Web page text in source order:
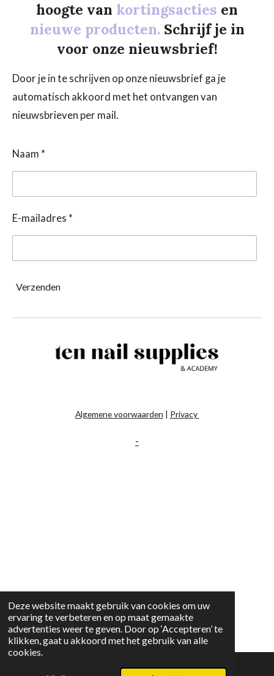
Deze website maakt gebruik van cookies om uw
ervaring te verbeteren en op maat gemaakte
advertenties weer te geven. Door op ‘Accepteren’ te
klikken, gaat u akkoord met het gebruik van alle
cookies.
hoogte van kortingsacties en
nieuwe producten. Schrijf je in
voor onze nieuwsbrief!
Door je in te schrijven op onze nieuwsbrief ga je
automatisch akkoord met het ontvangen van
nieuwsbrieven per mail.
Naam *
E-mailadres *
Verzenden
Algemene voorwaarden | Privacy
-